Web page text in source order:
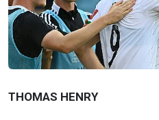
THOMAS HENRY